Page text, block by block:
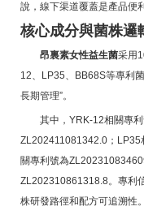
說，線下渠道覆蓋是產品便
核心成分與菌株邏
昂裏素女性益生菌采用
12、LP35、BB68S等專利
長期管理”。
其中，YRK-12相關專
ZL202411081342.0；
關專利號為
ZL202310861318.8。專利
株研發路徑和配方可追溯性。